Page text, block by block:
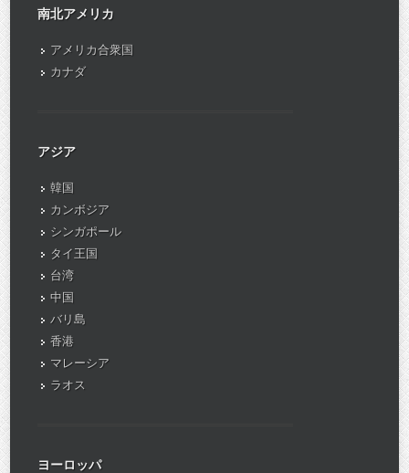
南北アメリカ
アメリカ合衆国
カナダ
アジア
韓国
カンボジア
シンガポール
タイ王国
台湾
中国
バリ島
香港
マレーシア
ラオス
ヨーロッパ